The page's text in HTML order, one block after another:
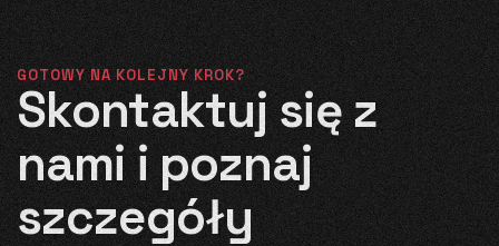
GOTOWY NA KOLEJNY KROK?
Skontaktuj się z
nami i poznaj
szczegóły